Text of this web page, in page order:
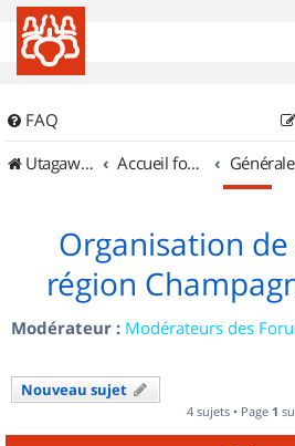
FAQ
UtagawaVTT (Randos VTT et VTTAE avec traces GPS)
Accueil forum Générale
Organisation
région
Modérateur : Modérateurs des
Nouveau sujet
4 sujets • Page 1